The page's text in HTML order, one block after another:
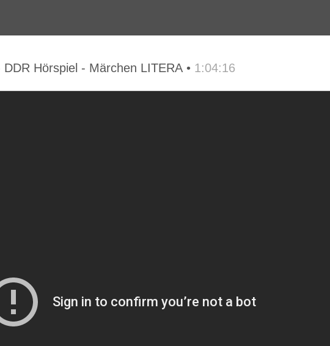
Hörspiel - Märchen LITERA • 1:04:16